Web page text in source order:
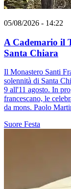
05/08/2026 - 14:22
A Cademario il
Santa Chiara
Il Monastero Santi
solennità di Santa
9 all'11 agosto. In
francescano, le
da mons. Paolo
Suore Festa